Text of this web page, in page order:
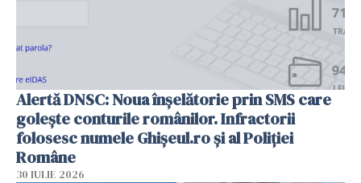
Alertă DNSC: Noua înșelătorie prin SMS care
golește conturile românilor. Infractorii
folosesc numele Ghișeul.ro și al Poliției
Române
30 IULIE 2026